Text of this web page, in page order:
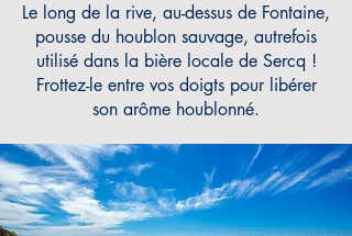
Le long de la rive, au-dessus de Fontaine,
pousse du houblon sauvage, autrefois
utilisé dans la bière locale de Sercq !
Frottez-le entre vos doigts pour libérer
son arôme houblonné.